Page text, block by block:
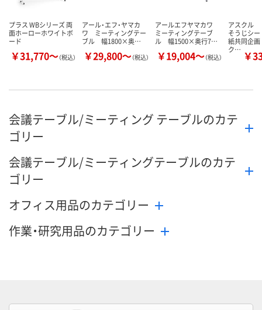
プラス WBシリーズ 両
面ホーローホワイトボ
ード
￥31,770～（税込）
アール・エフ・ヤマカ
ワ ミーティングテー
ブル 幅1800×奥…
￥29,800～（税込）
アールエフヤマカワ
ミーティングテーブ
ル 幅1500×奥行7…
￥19,004～（税込）
アスクル
そうじシ
紙共同企
ク… ￥
会議テーブル/ミーティング テーブルのカテ
ゴリー
会議テーブル/ミーティングテーブルのカテ
ゴリー
オフィス用品のカテゴリー
作業・研究用品のカテゴリー